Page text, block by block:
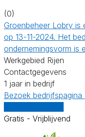
(0)
Groenbeheer Lobry is
op 13-11-2024. Het
ondernemingsvorm is
Werkgebied Rijen
Contactgegevens
1 jaar in bedrijf
Bezoek bedrijfspagina
Gratis - Vrijblijvend